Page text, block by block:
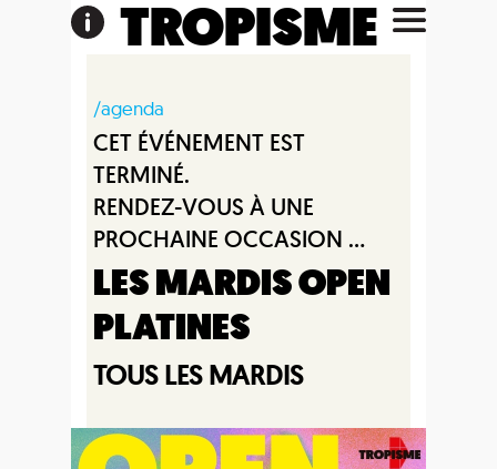
TROPISME
/agenda
CET ÉVÉNEMENT EST
TERMINÉ.
RENDEZ-VOUS À UNE
PROCHAINE OCCASION ...
LES MARDIS OPEN
PLATINES
TOUS LES MARDIS